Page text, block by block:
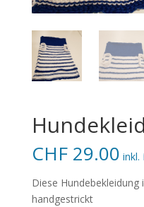
CHF29.00 inkl.
Diese
handgestrickt